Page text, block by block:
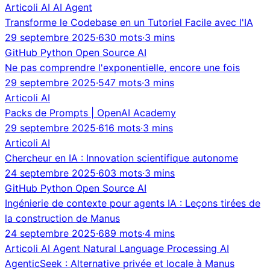
Articoli AI AI Agent
Transforme le Codebase en un Tutoriel Facile avec l'IA
29 septembre 2025·630 mots·3 mins
GitHub Python Open Source AI
Ne pas comprendre l'exponentielle, encore une fois
29 septembre 2025·547 mots·3 mins
Articoli AI
Packs de Prompts | OpenAI Academy
29 septembre 2025·616 mots·3 mins
Articoli AI
Chercheur en IA : Innovation scientifique autonome
24 septembre 2025·603 mots·3 mins
GitHub Python Open Source AI
Ingénierie de contexte pour agents IA : Leçons tirées de
la construction de Manus
24 septembre 2025·689 mots·4 mins
Articoli AI Agent Natural Language Processing AI
AgenticSeek : Alternative privée et locale à Manus